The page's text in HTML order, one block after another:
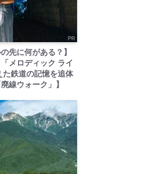
PR
先に何がある？】
メロディック ライ
た鉄道の記憶を追体
線ウォーク」】